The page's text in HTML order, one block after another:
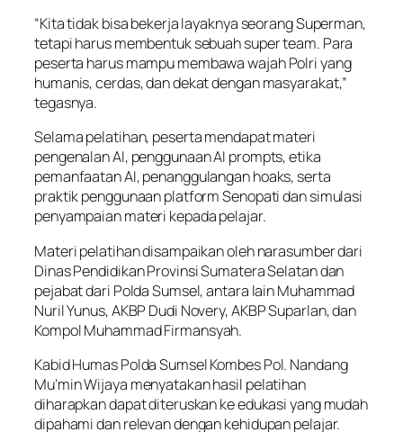
“Kita tidak bisa bekerja layaknya seorang Superman,
tetapi harus membentuk sebuah super team. Para
peserta harus mampu membawa wajah Polri yang
humanis, cerdas, dan dekat dengan masyarakat,”
tegasnya.
Selama pelatihan, peserta mendapat materi
pengenalan AI, penggunaan AI prompts, etika
pemanfaatan AI, penanggulangan hoaks, serta
praktik penggunaan platform Senopati dan simulasi
penyampaian materi kepada pelajar.
Materi pelatihan disampaikan oleh narasumber dari
Dinas Pendidikan Provinsi Sumatera Selatan dan
pejabat dari Polda Sumsel, antara lain Muhammad
Nuril Yunus, AKBP Dudi Novery, AKBP Suparlan, dan
Kompol Muhammad Firmansyah.
Kabid Humas Polda Sumsel Kombes Pol. Nandang
Mu’min Wijaya menyatakan hasil pelatihan
diharapkan dapat diteruskan ke edukasi yang mudah
dipahami dan relevan dengan kehidupan pelajar.